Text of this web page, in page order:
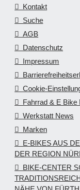
Kontakt
Suche
AGB
Datenschutz
Impressum
Cookie-
Fahrrad & E Bike
Werkstatt News
Marken
E-BIKES AUS
DER REGION
BIKE-CENTER